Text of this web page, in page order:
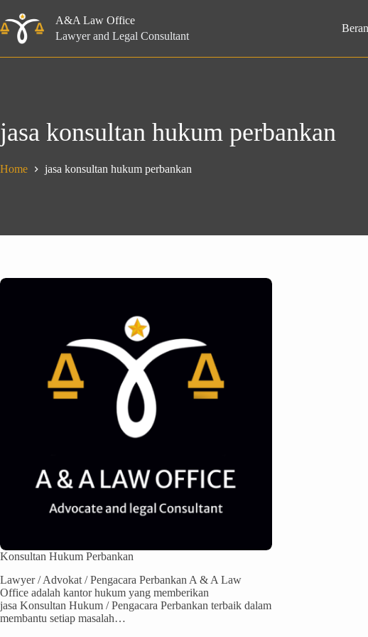
to
content
A&A Law Office
Lawyer and Legal Consultant
jasa konsultan hukum perbankan
Home jasa konsultan hukum perbankan
Konsultan Hukum Perbankan
Lawyer / Advokat / Pengacara Perbankan A & A Law
Office adalah kantor hukum yang memberikan
jasa Konsultan Hukum / Pengacara Perbankan terbaik dalam
membantu setiap masalah…